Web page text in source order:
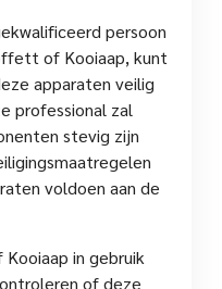
persoon
of Kooiaap, kunt
apparaten veilig
professional zal
stevig zijn
voldoen aan de
in gebruik
of deze